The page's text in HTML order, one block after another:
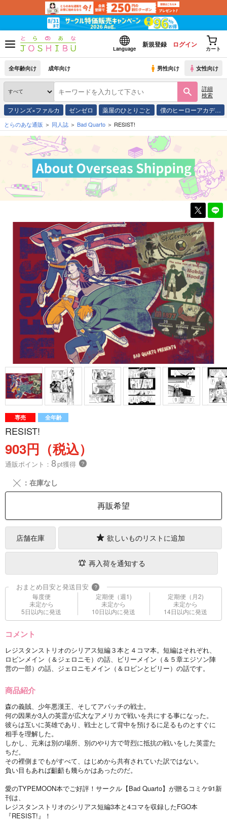
Language
新規登録 ログイン
カート
全年齢向け 成年向け 男性向け 女性向け
詳細
検索
フリンズ×ファルカ ゼンゼロ 薬屋のひとりごと 僕のヒーローアカデ…
とらのあな通販 同人誌 Bad Quarto RESIST!
専売 全年齢
RESIST!
903円（税込）
通販ポイント： 8pt獲得 ？
╳ ：在庫なし
再販希望
店舗在庫 欲しいものリストに追加
再入荷を通知する
おまとめ目安と発送目安 ?
毎度便
未定から
5日以内に発送
定期便（週1)
未定から
10日以内に発送
定期便（月2)
未定から
14日以内に発送
コメント
レジスタンストリオのシリアス短編３本と４コマ本。短編はそれぞれ、
ロビンメイン（＆ジェロニモ）の話、ビリーメイン（＆５章エジソン陣
営の一部）の話、ジェロニモメイン（＆ロビンとビリー）の話です。
商品紹介
森の義賊、少年悪漢王、そしてアパッチの戦士。
何の因果か3人の英霊が広大なアメリカで戦いを共にする事になった。
彼らは互いに英雄であり、戦士として背中を預けるに足るものとすぐに
相手を理解した。
しかし、元来は別の場所、別のやり方で苛烈に抵抗の戦いをした英霊た
ちだ。
その裡側までもがすべて、はじめから共有されていた訳ではない。
負い目もあれば齟齬も幾らかはあったのだ。
愛のTYPEMOON本でご好評！サークル【Bad Quarto】が贈るコミケ91新
刊は、
レジスタンストリオのシリアス短編3本と4コマを収録したFGO本
『RESIST!』！